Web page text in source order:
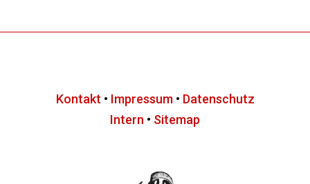
Kontakt • Impressum • Datenschutz
Intern • Sitemap